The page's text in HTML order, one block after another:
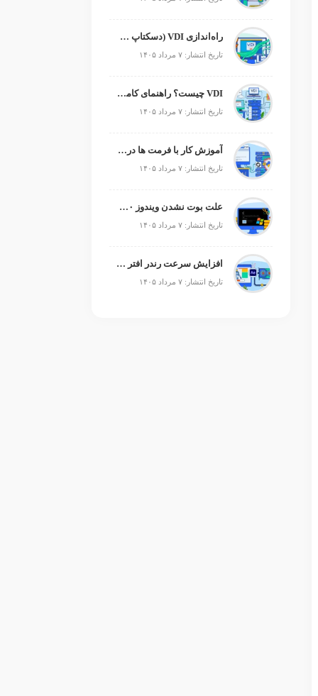
راه‌اندازی VDI (دسکتاپ مجازی)
تاریخ انتشار: ۷ مرداد ۱۴۰۵
VDI چیست؟ راهنمای کامل زیرساخت دسکتاپ مجازی
تاریخ انتشار: ۷ مرداد ۱۴۰۵
آموزش کار با فرمت ها در پایتون
تاریخ انتشار: ۷ مرداد ۱۴۰۵
علت بوت نشدن ویندوز ۱۰ و ۱۱ + آموزش رفع مشکل (راهنمای گام‌به‌گام)
تاریخ انتشار: ۷ مرداد ۱۴۰۵
افزایش سرعت رندر افتر افکت؛ رفع کندی After Effects
تاریخ انتشار: ۷ مرداد ۱۴۰۵